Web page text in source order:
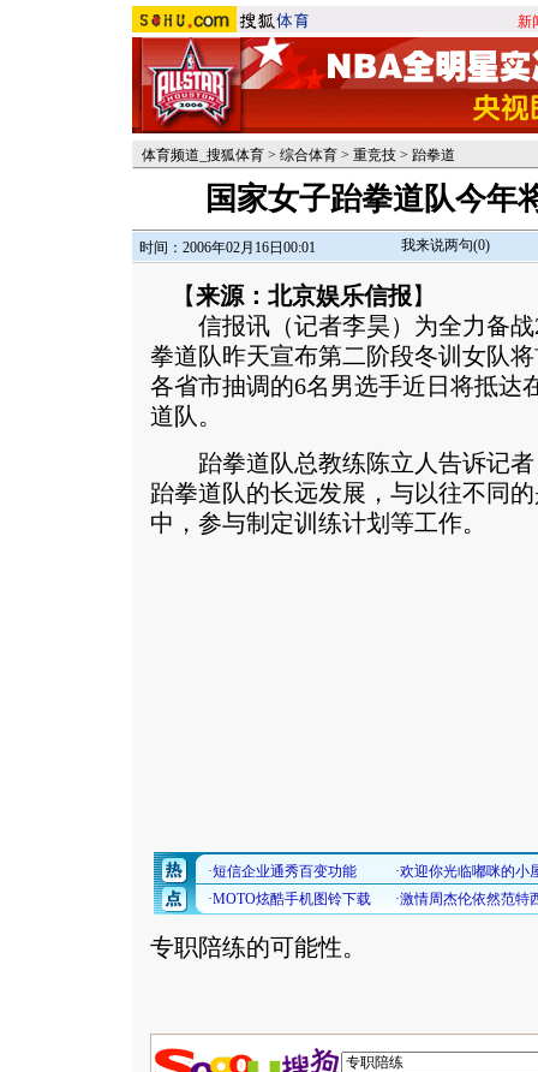
新
体育频道_搜狐体育 > 综合体育 > 重竞技 > 跆拳道
国家女子跆拳道队今年
时间：2006年02月16日00:01 我来说两句(0)
【来源：北京娱乐信报 】
信报讯（记者李昊）为全力备战
拳道队昨天宣布第二阶段冬训女队
各省市抽调的6名男选手近日将抵达
道队。
跆拳道队总教练陈立人告诉记者
跆拳道队的长远发展，与以往不同
中，参与制定训练计划等工作。
专职陪练的可能性。